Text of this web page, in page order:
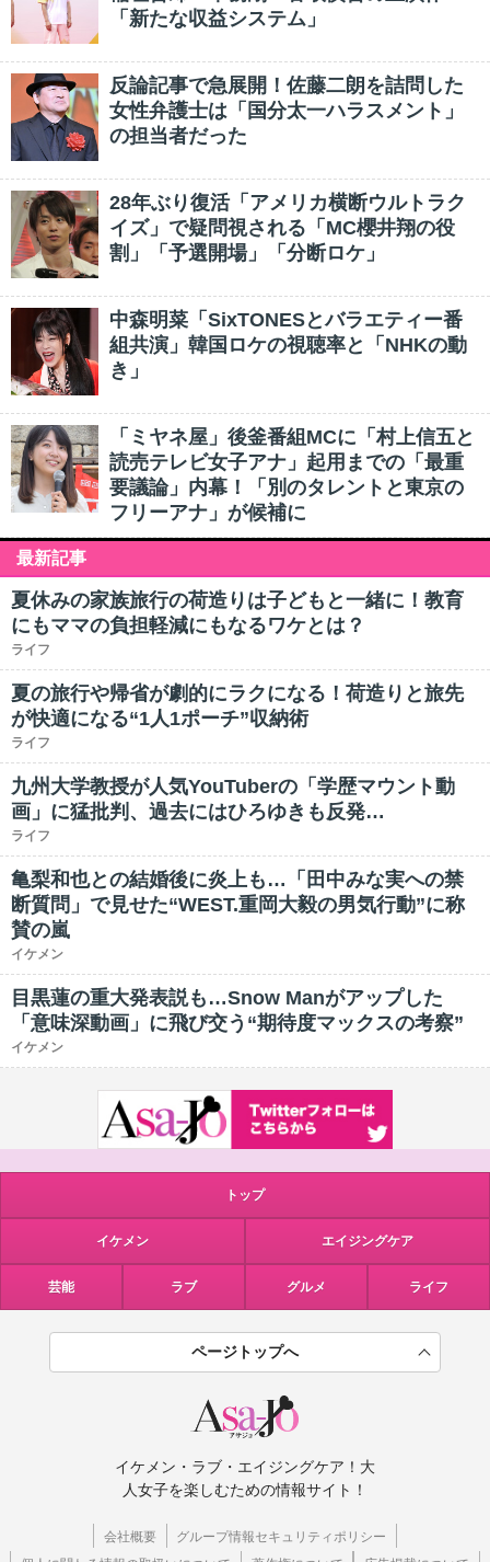
「新たな収益システム」
反論記事で急展開！佐藤二朗を詰問した
女性弁護士は「国分太一ハラスメント」
の担当者だった
28年ぶり復活「アメリカ横断ウルトラク
イズ」で疑問視される「MC櫻井翔の役
割」「予選開場」「分断ロケ」
中森明菜「SixTONESとバラエティー番
組共演」韓国ロケの視聴率と「NHKの動
き」
「ミヤネ屋」後釜番組MCに「村上信五と
読売テレビ女子アナ」起用までの「最重
要議論」内幕！「別のタレントと東京の
フリーアナ」が候補に
最新記事
夏休みの家族旅行の荷造りは子どもと一緒に！教育
にもママの負担軽減にもなるワケとは？
ライフ
夏の旅行や帰省が劇的にラクになる！荷造りと旅先
が快適になる“1人1ポーチ”収納術
ライフ
九州大学教授が人気YouTuberの「学歴マウント動
画」に猛批判、過去にはひろゆきも反発…
ライフ
亀梨和也との結婚後に炎上も…「田中みな実への禁
断質問」で見せた“WEST.重岡大毅の男気行動”に称
賛の嵐
イケメン
目黒蓮の重大発表説も…Snow Manがアップした
「意味深動画」に飛び交う“期待度マックスの考察”
イケメン
トップ
イケメン エイジングケア
芸能 ラブ グルメ ライフ
ページトップへ
イケメン・ラブ・エイジングケア！大
人女子を楽しむための情報サイト！
会社概要
グループ情報セキュリティポリシー